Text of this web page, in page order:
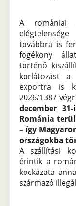
A romániai
továbbra is
fogékony
történő
korlátozást a
exportra is
2026/1387
december
Románia
– így
országokba
A szállítási
érintik a
kockázata
származó